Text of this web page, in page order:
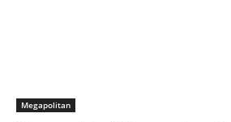
Megapolitan